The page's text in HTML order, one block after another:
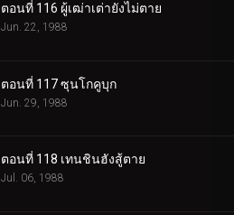
ตอนที่ 116 ผู้เฒ่าเต่ายังไม่ตาย
Jun. 22, 1988
ตอนที่ 117 ซุนโกคูบุก
Jun. 29, 1988
ตอนที่ 118 เทนชินฮังสู้ตาย
Jul. 06, 1988